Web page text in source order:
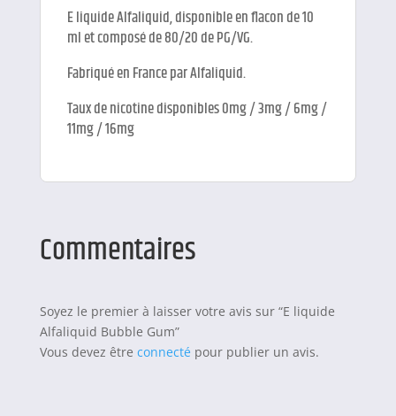
E liquide Alfaliquid, disponible en flacon de 10
ml et composé de 80/20 de PG/VG.
Fabriqué en France par Alfaliquid.
Taux de nicotine disponibles 0mg / 3mg / 6mg /
11mg / 16mg
Commentaires
Soyez le premier à laisser votre avis sur “E liquide
Alfaliquid Bubble Gum”
Vous devez être connecté pour publier un avis.